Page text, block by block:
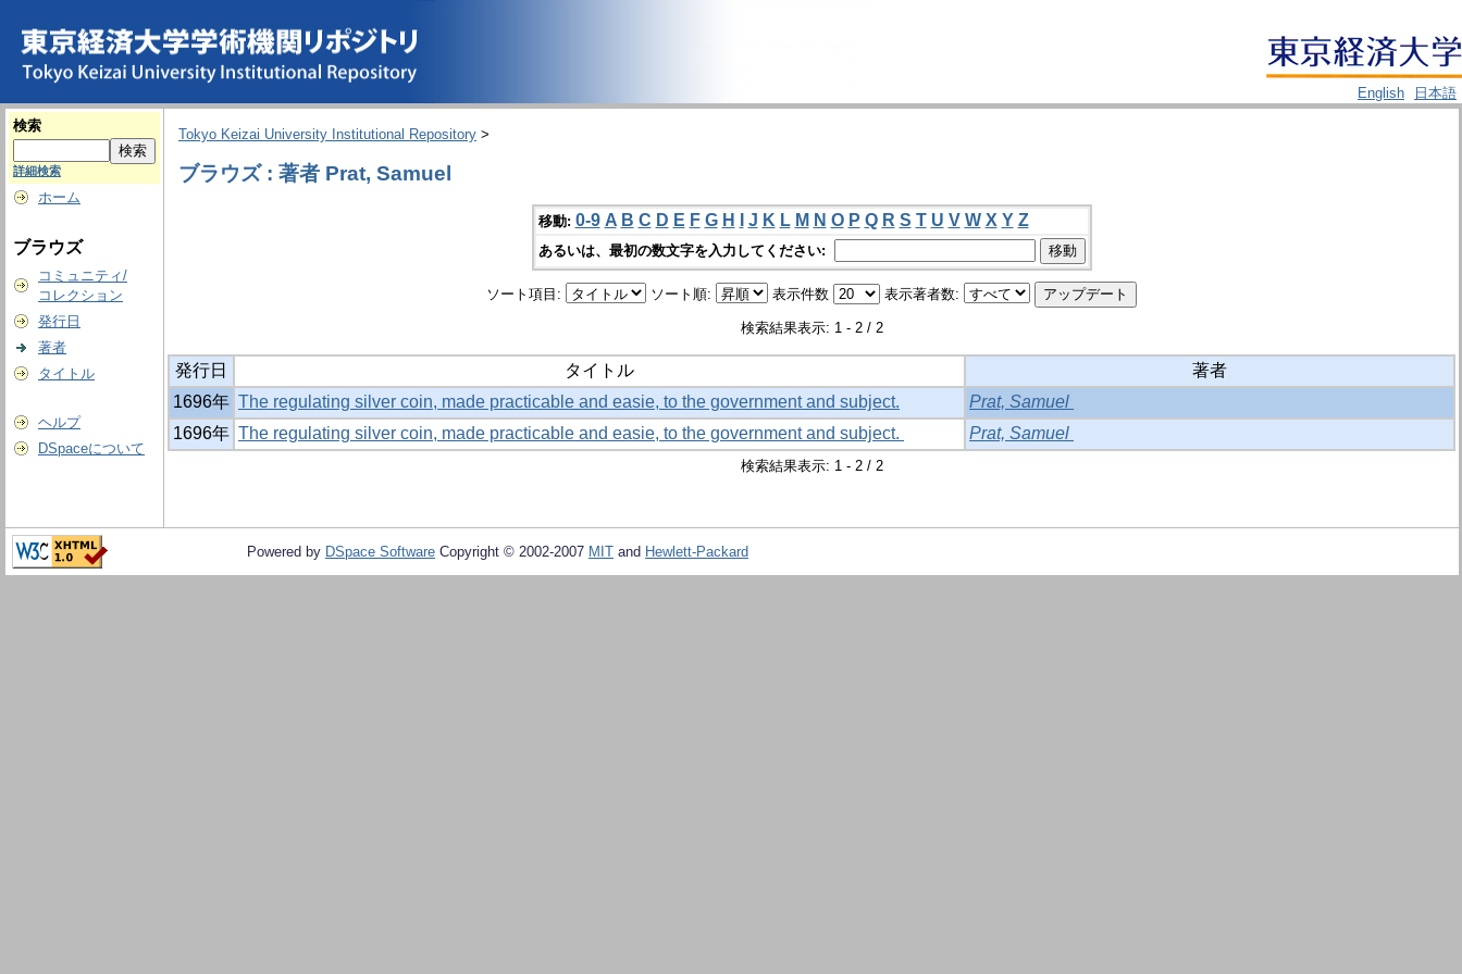
English
日本語
検索
詳細検索
ホーム
ブラウズ
コミュニティ/
コレクション
発行日
著者
タイトル
ヘルプ
DSpaceについて
Tokyo Keizai University Institutional Repository >
ブラウズ : 著者 Prat, Samuel
移動: 0-9 A B C D E F G H J K L M N O P Q R S T U V W X Y Z
あるいは、最初の数文字を入力してください:
ソート項目: ソート順: 表示件数 表示著者数:
検索結果表示: 1 - 2 / 2
発行日 タイトル
著者
1696年 The regulating silver coin, made practicable and easie, to the government and subject.
Prat, Samuel
1696年 The regulating silver coin, made practicable and easie, to the government and subject. Prat, Samuel
検索結果表示: 1 - 2 / 2
Powered by DSpace Software Copyright © 2002-2007 MIT and Hewlett-Packard